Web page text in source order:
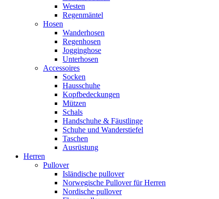
Westen
Regenmäntel
Hosen
Wanderhosen
Regenhosen
Jogginghose
Unterhosen
Accessoires
Socken
Hausschuhe
Kopfbedeckungen
Mützen
Schals
Handschuhe & Fäustlinge
Schuhe und Wanderstiefel
Taschen
Ausrüstung
Herren
Pullover
Isländische pullover
Norwegische Pullover für Herren
Nordische pullover